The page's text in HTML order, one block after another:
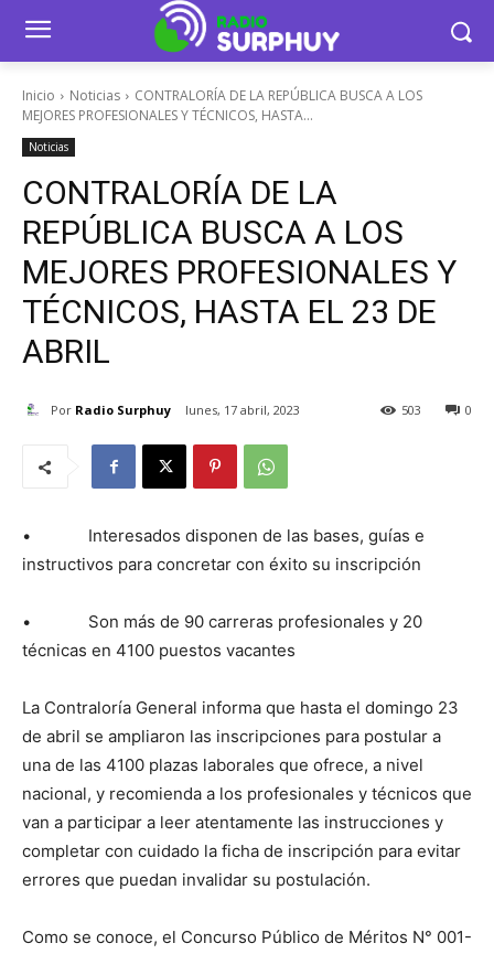
Inicio Noticias
CONTRALORÍA DE LA REPÚBLICA BUSCA A LOS
MEJORES PROFESIONALES Y TÉCNICOS, HASTA...
Noticias
CONTRALORÍA DE LA
REPÚBLICA BUSCA A LOS
MEJORES PROFESIONALES Y
TÉCNICOS, HASTA EL 23 DE
ABRIL
Por Radio Surphuy lunes, 17 abril, 2023 0
503
• Interesados disponen de las bases, guías e
instructivos para concretar con éxito su inscripción
• Son más de 90 carreras profesionales y 20
técnicas en 4100 puestos vacantes
La Contraloría General informa que hasta el domingo 23
de abril se ampliaron las inscripciones para postular a
una de las 4100 plazas laborales que ofrece, a nivel
nacional, y recomienda a los profesionales y técnicos que
van a participar a leer atentamente las instrucciones y
completar con cuidado la ficha de inscripción para evitar
errores que puedan invalidar su postulación.
Como se conoce, el Concurso Público de Méritos N° 001-